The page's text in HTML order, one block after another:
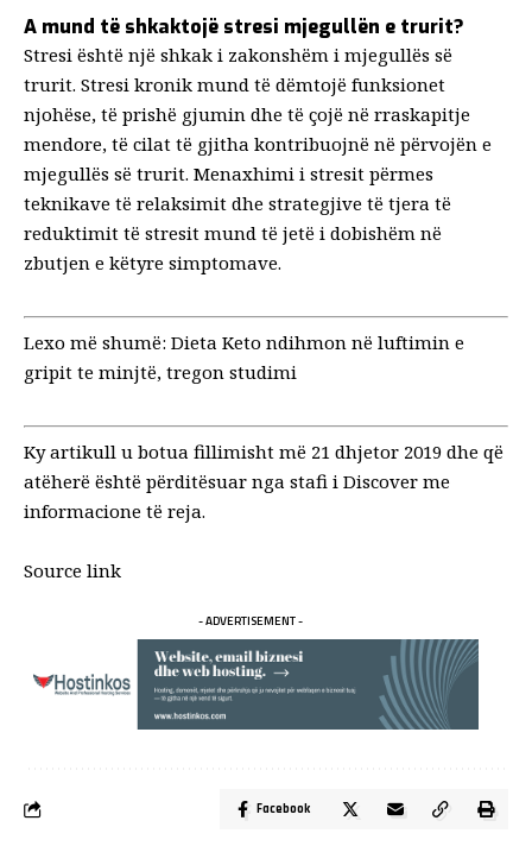
A mund të shkaktojë stresi mjegullën e trurit?
Stresi është një shkak i zakonshëm i mjegullës së
trurit. Stresi kronik mund të dëmtojë funksionet
njohëse, të prishë gjumin dhe të çojë në rraskapitje
mendore, të cilat të gjitha kontribuojnë në përvojën e
mjegullës së trurit. Menaxhimi i stresit përmes
teknikave të relaksimit dhe strategjive të tjera të
reduktimit të stresit mund të jetë i dobishëm në
zbutjen e këtyre simptomave.
Lexo më shumë: Dieta Keto ndihmon në luftimin e
gripit te minjtë, tregon studimi
Ky artikull u botua fillimisht më 21 dhjetor 2019 dhe që
atëherë është përditësuar nga stafi i Discover me
informacione të reja.
Source link
- ADVERTISEMENT -
Facebook